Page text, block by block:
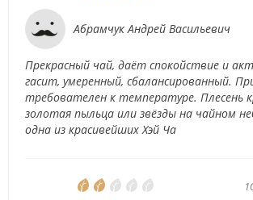
Абрамчук Андрей Васильевич
Прекрасный чай, даёт спокойствие и
гасит, умеренный, сбалансированный.
требователен к температуре. Плесень
золотая пыльца или звёзды на чайном
одна из красивейших Хэй Ча